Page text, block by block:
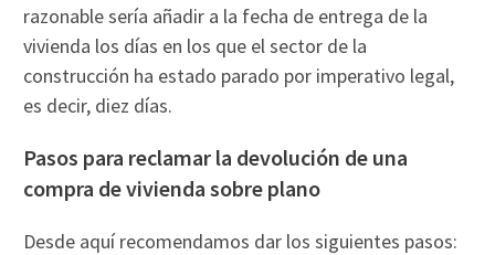
razonable sería añadir a la fecha de entrega de la
vivienda los días en los que el sector de la
construcción ha estado parado por imperativo legal,
es decir, diez días.
Pasos para reclamar la devolución de una
compra de vivienda sobre plano
Desde aquí recomendamos dar los siguientes pasos: